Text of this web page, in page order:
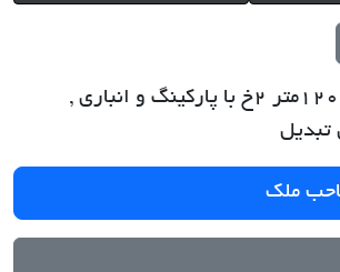
اشرفی - تیراژه , 120متر 2خ با پارکینگ و انباری ,
ملک